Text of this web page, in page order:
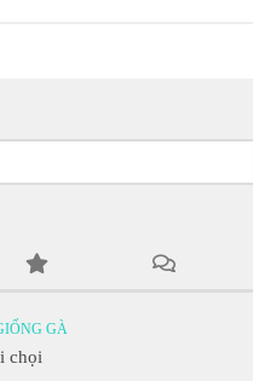
GÀ
chọi